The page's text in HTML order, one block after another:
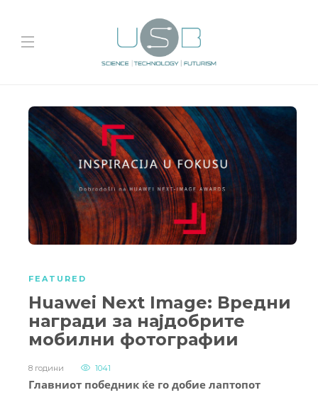
FEATURED
Huawei Next Image: Вредни
награди за најдобрите
мобилни фотографии
8 години 1041
Главниот победник ќе го добие лаптопот